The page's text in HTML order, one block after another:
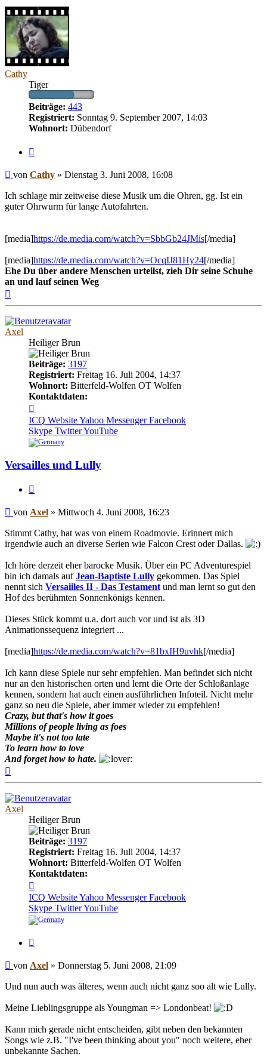
Cathy
Tiger
Beiträge: 443
Registriert: Sonntag 9. September 2007, 14:03
Wohnort: Dübendorf
Beitrag
von Cathy » Dienstag 3. Juni 2008, 16:08
Ich schlage mir zeitweise diese Musik um die Ohren, gg. Ist ein
guter Ohrwurm für lange Autofahrten.
[media]https://de.media.com/watch?v=SbbGb24JMis[/media]
[media]https://de.media.com/watch?v=OcqIJ81Hy24[/media]
Ehe Du über andere Menschen urteilst, zieh Dir seine Schuhe
an und lauf seinen Weg
Axel
Heiliger Brun
Beiträge: 3197
Registriert: Freitag 16. Juli 2004, 14:37
Wohnort: Bitterfeld-Wolfen OT Wolfen
Kontaktdaten:
von
Axel
ICQ WebsiteYahoo Messenger Facebook
Skype TwitterYouTube
Versailles und Lully
Beitrag
von Axel » Mittwoch 4. Juni 2008, 16:23
Stimmt Cathy, hat was von einem Roadmovie. Erinnert mich
irgendwie auch an diverse Serien wie Falcon Crest oder Dallas.
Ich höre derzeit eher barocke Musik. Über ein PC Adventurespiel
bin ich damals aufJean-Baptiste Lully gekommen. Das Spiel
nennt sich Versaiiles II - Das Testamentund man lernt so gut den
Hof des berühmten Sonnenkönigs kennen.
Dieses Stück kommt u.a. dort auch vor und ist als 3D
Animationssequenz integriert ...
[media]https://de.media.com/watch?v=81bxIH9uvhk[/media]
Ich kann diese Spiele nur sehr empfehlen. Man befindet sich nicht
nur an den historischen orten und lernt die Orte der Schloßanlage
kennen, sondern hat auch einen ausführlichen Infoteil. Nicht mehr
ganz so neu die Spiele, aber immer wieder zu empfehlen!
Crazy, but that's how it goes
Millions of people living as foes
Maybe it's not too late
To learn how to love
And forget how to hate.
oben
Axel
Heiliger Brun
Beiträge: 3197
Registriert: Freitag 16. Juli 2004, 14:37
Wohnort: Bitterfeld-Wolfen OT Wolfen
Kontaktdaten:
von
Axel
ICQ WebsiteYahoo Messenger Facebook
Skype TwitterYouTube
Beitrag
von Axel » Donnerstag 5. Juni 2008, 21:09
Und nun auch was älteres, wenn auch nicht ganz soo alt wie Lully.
Meine Lieblingsgruppe als Youngman => Londonbeat!
Kann mich gerade nicht entscheiden, gibt neben den bekannten
Songs wie z.B. "I've been thinking about you" noch weitere, eher
unbekannte Sachen.